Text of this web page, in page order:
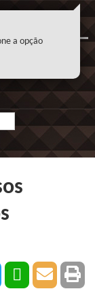
a opção